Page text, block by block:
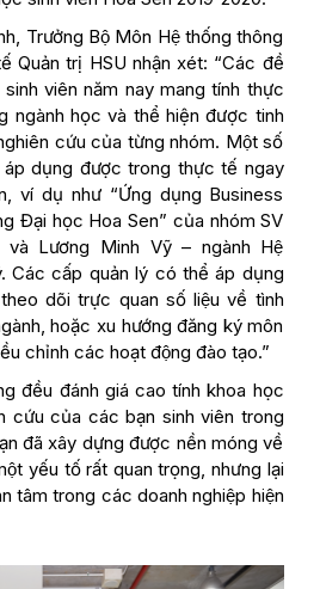
Trưởng Bộ Môn Hệ thống thông
Quản trị HSU nhận xét: “Các đề
viên năm nay mang tính thực
ngành học và thể hiện được tinh
cứu của từng nhóm. Một số
dụng được trong thực tế ngay
ví dụ như “Ứng dụng Business
Đại học Hoa Sen” của nhóm SV
và Lương Minh Vỹ – ngành Hệ
Các cấp quản lý có thể áp dụng
dõi trực quan số liệu về tình
hoặc xu hướng đăng ký môn
chỉnh các hoạt động đào tạo.”
đều đánh giá cao tính khoa học
cứu của các bạn sinh viên trong
đã xây dựng được nền móng về
yếu tố rất quan trọng, nhưng lại
tâm trong các doanh nghiệp hiện